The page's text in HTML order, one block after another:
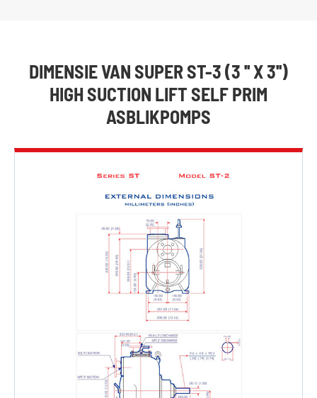
DIMENSIE VAN SUPER ST-3 (3 '' X 3'')
HIGH SUCTION LIFT SELF PRIM
ASBLIKPOMPS